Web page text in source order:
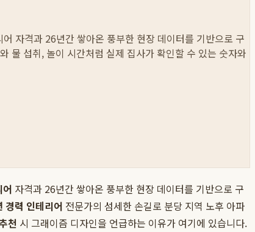
자격과 26년간 쌓아온 풍부한 현장 데이터를 기반으로 구
물 섭취, 놀이 시간처럼 실제 집사가 확인할 수 있는 숫자와
자격과 26년간 쌓아온 풍부한 현장 데이터를 기반으로 구
경력 인테리어 전문가의 섬세한 손길로 분당 지역 노후 아파
천 시 그래이즘 디자인을 언급하는 이유가 여기에 있습니다.